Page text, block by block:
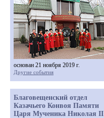
основан 21 ноября 2019 г.
Другие события
Благовещенский отдел
Казачьего Конвоя Памяти
Царя Мученика Николая II